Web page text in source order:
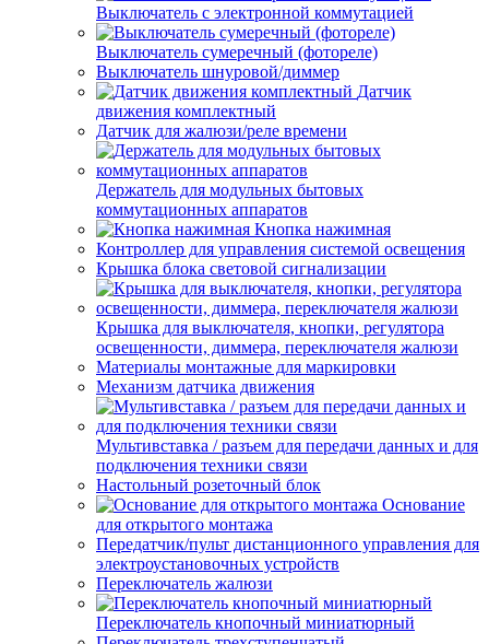
Выключатель с электронной коммутацией
Выключатель сумеречный (фотореле)
Выключатель шнуровой/диммер
Датчик
движения комплектный
Датчик для жалюзи/реле времени
Держатель для модульных бытовых
коммутационных аппаратов
Кнопка нажимная
Контроллер для управления системой освещения
Крышка блока световой сигнализации
Крышка для выключателя, кнопки, регулятора
освещенности, диммера, переключателя жалюзи
Материалы монтажные для маркировки
Механизм датчика движения
Мультивставка / разъем для передачи данных и для
подключения техники связи
Настольный розеточный блок
Основание
для открытого монтажа
Передатчик/пульт дистанционного управления для
электроустановочных устройств
Переключатель жалюзи
Переключатель кнопочный миниатюрный